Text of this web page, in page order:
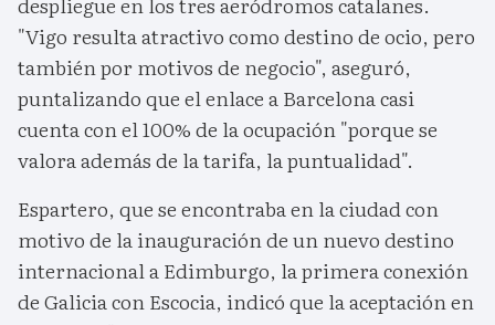
"Vigo resulta atractivo como destino de ocio, pero
también por motivos de negocio", aseguró,
puntalizando que el enlace a Barcelona casi
cuenta con el 100% de la ocupación "porque se
valora además de la tarifa, la puntualidad".
Espartero, que se encontraba en la ciudad con
motivo de la inauguración de un nuevo destino
internacional a Edimburgo, la primera conexión
de Galicia con Escocia, indicó que la aceptación en